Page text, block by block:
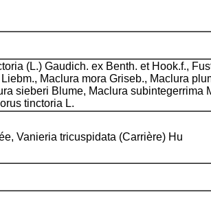
(L.) Gaudich. ex Benth. et Hook.f.,
Maclura mora Griseb., Maclura
sieberi Blume, Maclura subintegerrima
tinctoria L.
Vanieria tricuspidata (Carrière) Hu